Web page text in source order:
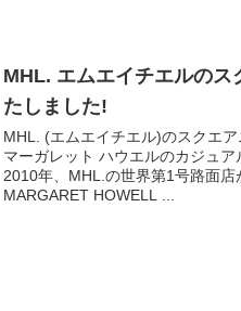
MHL. エムエイチエルの
たしました!
MHL. (エムエイチエル)のスクエ
マーガレット ハウエルのカジュア
2010年、MHL.の世界第1号路面店
MARGARET HOWELL ...